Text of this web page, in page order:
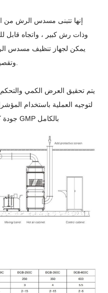
وذات رش كبير ، واتجاه قابل
يمكن لجهاز تنظيف مسدس
جودة كل دفعة من الأدوية ، وتلبية متطلبات GMP بالكامل